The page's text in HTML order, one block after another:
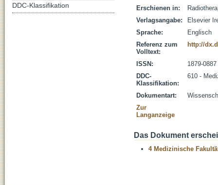
Erschienen in:
Verlagsangabe:
Elsevier
Sprache:
Englisch
Referenz zum
Volltext:
http://
ISSN:
1879-0887
DDC-
Klassifikation:
610 -
Dokumentart:
Zur
Langanzeige
Das Dokument
4 Medizinische
DDC-Klassifikation